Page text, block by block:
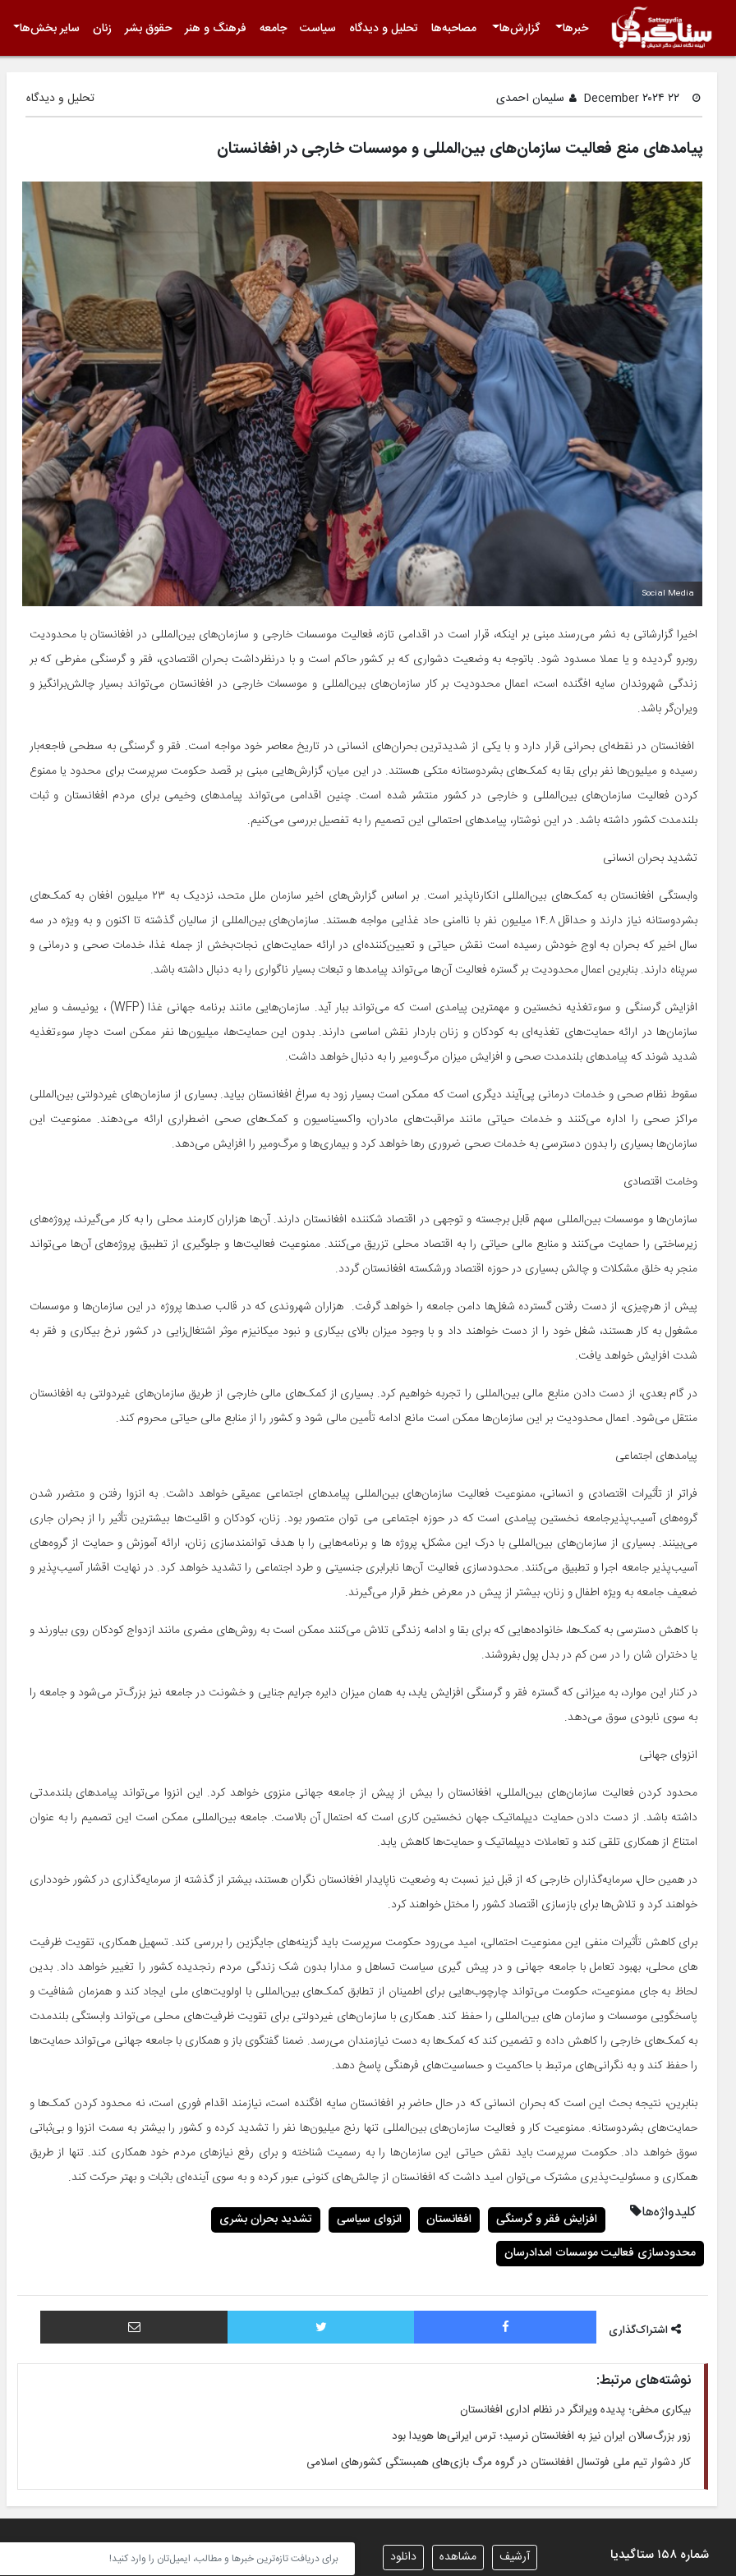
خبرها گزارش‌ها مصاحبه‌ها تحلیل و دیدگاه سیاست جامعه فرهنگ و هنر حقوق بشر زنان سایر بخش‌ها
سلیمان احمدی تحلیل و دیدگاه
پیامدهای منع فعالیت سازمان‌های بین‌المللی و موسسات خارجی در افغانستان
Social Media
اخیرا گزارشاتی به نشر می‌رسند مبنی بر اینکه، قرار است در اقدامی تازه، فعالیت موسسات خارجی و سازمان‌های بین‌المللی در افغانستان با محدودیت
روبرو گردیده و یا عملا مسدود شود. باتوجه به وضعیت دشواری که بر کشور حاکم است و با درنظرداشت بحران اقتصادی، فقر و گرسنگی مفرطی که بر
زندگی شهروندان سایه افگنده است، اعمال محدودیت بر کار سازمان‌های بین‌المللی و موسسات خارجی در افغانستان می‌تواند بسیار چالش‌برانگیز و
ویران‌گر باشد.
افغانستان در نقطه‌ای بحرانی قرار دارد و با یکی از شدیدترین بحران‌های انسانی در تاریخ معاصر خود مواجه است. فقر و گرسنگی به سطحی فاجعه‌بار
رسیده و میلیون‌ها نفر برای بقا به کمک‌های بشردوستانه متکی هستند. در این میان، گزارش‌هایی مبنی بر قصد حکومت سرپرست برای محدود یا ممنوع
کردن فعالیت سازمان‌های بین‌المللی و خارجی در کشور منتشر شده است. چنین اقدامی می‌تواند پیامدهای وخیمی برای مردم افغانستان و ثبات
بلندمدت کشور داشته باشد. در این نوشتار، پیامدهای احتمالی این تصمیم را به تفصیل بررسی می‌کنیم.
تشدید بحران انسانی
وابستگی افغانستان به کمک‌های بین‌المللی انکارناپذیر است. بر اساس گزارش‌های اخیر سازمان ملل متحد، نزدیک به ۲۳ میلیون افغان به کمک‌های
بشردوستانه نیاز دارند و حداقل ۱۴.۸ میلیون نفر با ناامنی حاد غذایی مواجه هستند. سازمان‌های بین‌المللی از سالیان گذشته تا اکنون و به ویژه در سه
سال اخیر که بحران به اوج خودش رسیده است نقش حیاتی و تعیین‌کننده‌ای در ارائه حمایت‌های نجات‌بخش از جمله غذا، خدمات صحی و درمانی و
سرپناه دارند. بنابرین اعمال محدودیت بر گستره فعالیت آن‌ها می‌تواند پیامدها و تبعات بسیار ناگواری را به دنبال داشته باشد.
افزایش گرسنگی و سوءتغذیه نخستین و مهمترین پیامدی است که می‌تواند ببار آید. سازمان‌هایی مانند برنامه جهانی غذا (WFP) ، یونیسف و سایر
سازمان‌ها در ارائه حمایت‌های تغذیه‌ای به کودکان و زنان باردار نقش اساسی دارند. بدون این حمایت‌ها، میلیون‌ها نفر ممکن است دچار سوءتغذیه
شدید شوند که پیامدهای بلندمدت صحی و افزایش میزان مرگ‌ومیر را به دنبال خواهد داشت.
سقوط نظام صحی و خدمات درمانی پی‌آیند دیگری است که ممکن است بسیار زود به سراغ افغانستان بیاید. بسیاری از سازمان‌های غیردولتی بین‌المللی
مراکز صحی را اداره می‌کنند و خدمات حیاتی مانند مراقبت‌های مادران، واکسیناسیون و کمک‌های صحی اضطراری ارائه می‌دهند. ممنوعیت این
سازمان‌ها بسیاری را بدون دسترسی به خدمات صحی ضروری رها خواهد کرد و بیماری‌ها و مرگ‌ومیر را افزایش می‌دهد.
وخامت اقتصادی
سازمان‌ها و موسسات بین‌المللی سهم قابل برجسته و توجهی در اقتصاد شکننده افغانستان دارند. آن‌ها هزاران کارمند محلی را به کار می‌گیرند، پروژه‌های
زیرساختی را حمایت می‌کنند و منابع مالی حیاتی را به اقتصاد محلی تزریق می‌کنند. ممنوعیت فعالیت‌ها و جلوگیری از تطبیق پروژه‌های آن‌ها می‌تواند
منجر به خلق مشکلات و چالش بسیاری در حوزه اقتصاد ورشکسته افغانستان گردد.
پیش از هرچیزی، از دست رفتن گسترده شغل‌ها دامن جامعه را خواهد گرفت. هزاران شهروندی که در قالب صدها پروژه در این سازمان‌ها و موسسات
مشغول به کار هستند، شغل خود را از دست خواهند داد و با وجود میزان بالای بیکاری و نبود میکانیزم موثر اشتغال‌زایی در کشور نرخ بیکاری و فقر به
شدت افزایش خواهد یافت.
در گام بعدی، از دست دادن منابع مالی بین‌المللی را تجربه خواهیم کرد. بسیاری از کمک‌های مالی خارجی از طریق سازمان‌های غیردولتی به افغانستان
منتقل می‌شود. اعمال محدودیت بر این سازمان‌ها ممکن است مانع ادامه تأمین مالی شود و کشور را از منابع مالی حیاتی محروم کند.
پیامدهای اجتماعی
فراتر از تأثیرات اقتصادی و انسانی، ممنوعیت فعالیت سازمان‌های بین‌المللی پیامدهای اجتماعی عمیقی خواهد داشت. به انزوا رفتن و متضرر شدن
گروه‌های آسیب‌پذیرجامعه نخستین پیامدی است که در حوزه اجتماعی می توان متصور بود. زنان، کودکان و اقلیت‌ها بیشترین تأثیر را از بحران جاری
می‌بینند. بسیاری از سازمان‌های بین‌المللی با درک این مشکل، پروژه ها و برنامه‌هایی را با هدف توانمندسازی زنان، ارائه آموزش و حمایت از گروه‌های
آسیب‌پذیر جامعه اجرا و تطبیق می‌کنند. محدودسازی فعالیت آن‌ها نابرابری جنسیتی و طرد اجتماعی را تشدید خواهد کرد. در نهایت اقشار آسیب‌پذیر و
ضعیف جامعه به ویژه اطفال و زنان، بیشتر از پیش در معرض خطر قرار می‌گیرند.
با کاهش دسترسی به کمک‌ها، خانواده‌هایی که برای بقا و ادامه زندگی تلاش می‌کنند ممکن است به روش‌های مضری مانند ازدواج کودکان روی بیاورند و
یا دختران شان را در سن کم در بدل پول بفروشند.
در کنار این‌ موارد، به میزانی که گستره فقر و گرسنگی افزایش یابد، به همان میزان دایره جرایم جنایی و خشونت در جامعه نیز بزرگ‌تر می‌شود و جامعه را
به سوی نابودی سوق می‌دهد.
انزوای جهانی
محدود کردن فعالیت سازمان‌های بین‌المللی، افغانستان را بیش از پیش از جامعه جهانی منزوی خواهد کرد. این انزوا می‌تواند پیامدهای بلندمدتی
داشته باشد. از دست دادن حمایت دیپلماتیک جهان نخستین کاری است که احتمال آن بالاست. جامعه بین‌المللی ممکن است این تصمیم را به عنوان
امتناع از همکاری تلقی کند و تعاملات دیپلماتیک و حمایت‌ها کاهش یابد.
در همین حال، سرمایه‌گذاران خارجی که از قبل نیز نسبت به وضعیت ناپایدار افغانستان نگران هستند، بیشتر از گذشته از سرمایه‌گذاری در کشور خودداری
خواهند کرد و تلاش‌ها برای بازسازی اقتصاد کشور را مختل خواهند کرد.
برای کاهش تأثیرات منفی این ممنوعیت احتمالی، امید می‌رود حکومت سرپرست باید گزینه‌های جایگزین را بررسی کند. تسهیل همکاری، تقویت ظرفیت
های محلی، بهبود تعامل با جامعه جهانی و در پیش گیری سیاست تساهل و مدارا بدون شک زندگی مردم رنجدیده کشور را تغییر خواهد داد. بدین
لحاظ به جای ممنوعیت، حکومت می‌تواند چارچوب‌هایی برای اطمینان از تطابق کمک‌های بین‌المللی با اولویت‌های ملی ایجاد کند و همزمان شفافیت و
پاسخگویی موسسات و سازمان های بین‌المللی را حفظ کند. همکاری با سازمان‌های غیردولتی برای تقویت ظرفیت‌های محلی می‌تواند وابستگی بلندمدت
به کمک‌های خارجی را کاهش داده و تضمین کند که کمک‌ها به دست نیازمندان می‌رسد. ضمنا گفتگوی باز و همکاری با جامعه جهانی می‌تواند حمایت‌ها
را حفظ کند و به نگرانی‌های مرتبط با حاکمیت و حساسیت‌های فرهنگی پاسخ دهد.
بنابرین، نتیجه بحث این است که بحران انسانی که در حال حاضر بر افغانستان سایه افگنده است، نیازمند اقدام فوری است، نه محدود کردن کمک‌ها و
حمایت‌های بشردوستانه. ممنوعیت کار و فعالیت سازمان‌های بین‌المللی تنها رنج میلیون‌ها نفر را تشدید کرده و کشور را بیشتر به سمت انزوا و بی‌ثباتی
سوق خواهد داد. حکومت سرپرست باید نقش حیاتی این سازمان‌ها را به رسمیت شناخته و برای رفع نیازهای مردم خود همکاری کند. تنها از طریق
همکاری و مسئولیت‌پذیری مشترک می‌توان امید داشت که افغانستان از چالش‌های کنونی عبور کرده و به سوی آینده‌ای باثبات و بهتر حرکت کند.
کلیدواژه‌ها افزایش فقر و گرسنگی افغانستان انزوای سیاسی
تشدید بحران بشری
محدودسازی فعالیت موسسات امدادرسان
اشتراک‌گذاری
فیس بوک توییتر اشتراک با ایمیل
نوشته‌های مرتبط:
بیکاری مخفی؛ پدیده ویرانگر در نظام اداری افغانستان
زور بزرگ‌سالان ایران نیز به افغانستان نرسید؛ ترس ایرانی‌ها هویدا بود
کار دشوار تیم ملی فوتسال افغانستان در گروه مرگ بازی‌های همبستگی کشورهای اسلامی
شماره ۱۵۸ ستاگیدیا دانلود مشاهده آرشیف